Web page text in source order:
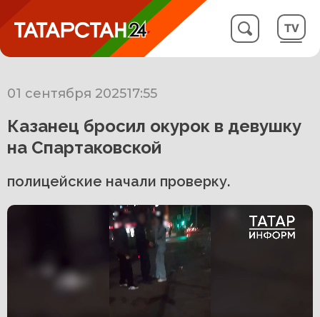
01 сентября 202517:55
Казанец бросил окурок в девушку
на Спартаковской
полицейские начали проверку.